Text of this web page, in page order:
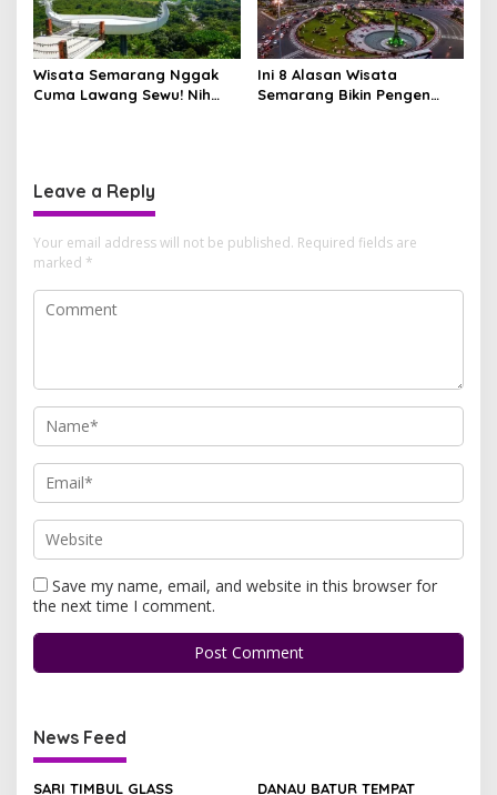
Wisata Semarang Nggak
Cuma Lawang Sewu! Nih
Ini 8 Alasan Wisata
Semarang Bikin Pengen
Leave a Reply
Your email address will not be published. Required fields are
marked *
Save my name, email, and website in this browser for
the next time I comment.
News Feed
SARI TIMBUL GLASS
DANAU BATUR TEMPAT